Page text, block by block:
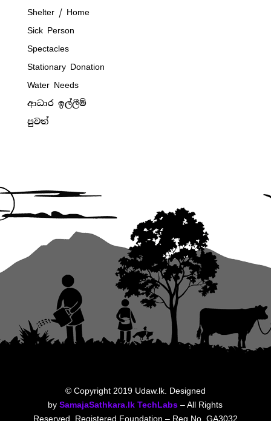
Shelter / Home
Sick Person
Spectacles
Stationary Donation
Water Needs
ආධාර ඉල්ලීම්
පුවත්
© Copyright 2019 Udaw.lk. Designed
bySamajaSathkara.lk TechLabs – All Rights
Reserved Registered Foundation – Reg No. GA3032